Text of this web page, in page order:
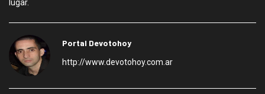
lugar.
Portal Devotohoy
http://www.devotohoy.com.ar